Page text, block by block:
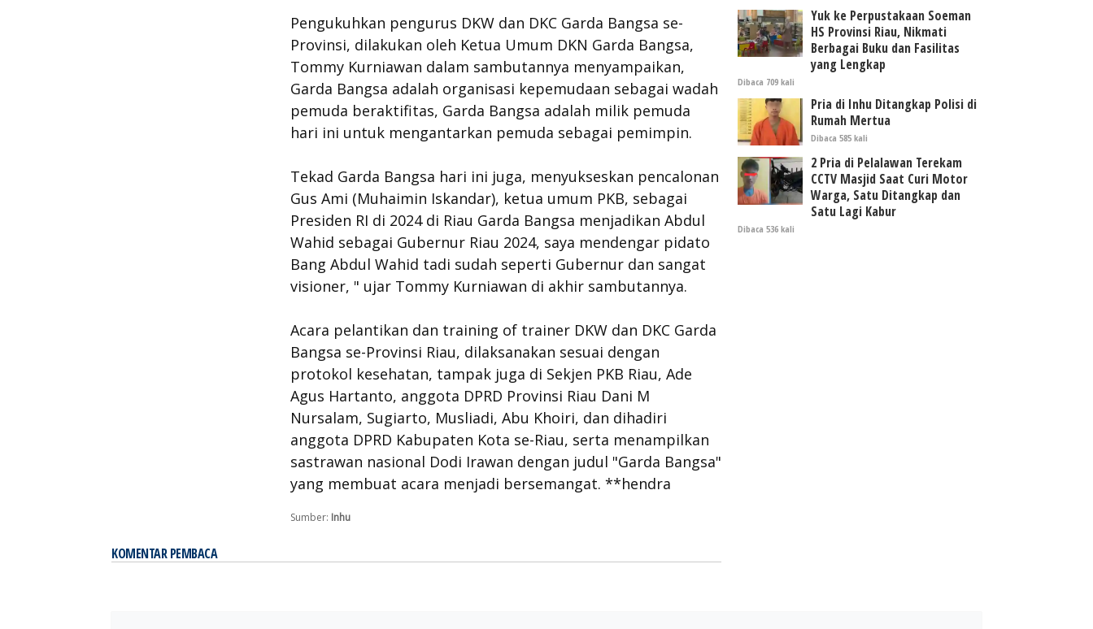
Pengukuhkan pengurus DKW dan DKC Garda Bangsa se-
Provinsi, dilakukan oleh Ketua Umum DKN Garda Bangsa,
Tommy Kurniawan dalam sambutannya menyampaikan,
Garda Bangsa adalah organisasi kepemudaan sebagai wadah
pemuda beraktifitas, Garda Bangsa adalah milik pemuda
hari ini untuk mengantarkan pemuda sebagai pemimpin.
Tekad Garda Bangsa hari ini juga, menyukseskan pencalonan
Gus Ami (Muhaimin Iskandar), ketua umum PKB, sebagai
Presiden RI di 2024 di Riau Garda Bangsa menjadikan Abdul
Wahid sebagai Gubernur Riau 2024, saya mendengar pidato
Bang Abdul Wahid tadi sudah seperti Gubernur dan sangat
visioner, " ujar Tommy Kurniawan di akhir sambutannya.
Acara pelantikan dan training of trainer DKW dan DKC Garda
Bangsa se-Provinsi Riau, dilaksanakan sesuai dengan
protokol kesehatan, tampak juga di Sekjen PKB Riau, Ade
Agus Hartanto, anggota DPRD Provinsi Riau Dani M
Nursalam, Sugiarto, Musliadi, Abu Khoiri, dan dihadiri
anggota DPRD Kabupaten Kota se-Riau, serta menampilkan
sastrawan nasional Dodi Irawan dengan judul "Garda Bangsa"
yang membuat acara menjadi bersemangat. **hendra
Sumber: Inhu
KOMENTAR PEMBACA
Yuk ke Perpustakaan Soeman
HS Provinsi Riau, Nikmati
Berbagai Buku dan Fasilitas
yang Lengkap
Dibaca 709 kali
Pria di Inhu Ditangkap Polisi di
Rumah Mertua
Dibaca 585 kali
2 Pria di Pelalawan Terekam
CCTV Masjid Saat Curi Motor
Warga, Satu Ditangkap dan
Satu Lagi Kabur
Dibaca 536 kali